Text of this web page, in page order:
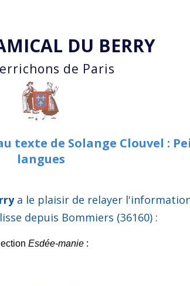
DU BERRY
de Paris
texte de Solange Clouvel :
langues
a le plaisir de relayer
depuis Bommiers (36160) :
Esdée-manie :